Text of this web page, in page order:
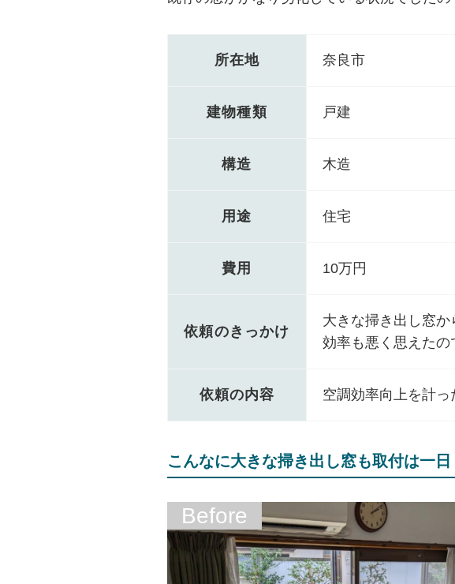
所在地 奈良市
建物種類 戸建
構造 木造
用途 住宅
費用 10万円
依頼のきっかけ
大きな掃き出し窓
効率も悪く思えたの
依頼の内容 空調効率向上を計
こんなに大きな掃き出し窓も取付は一日
Before